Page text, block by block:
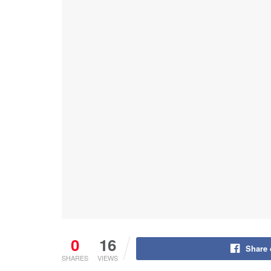
0
SHARES
16
VIEWS
Share